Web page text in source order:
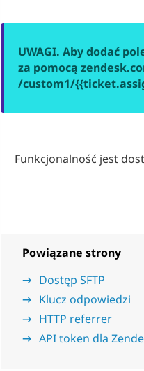
UWAGI. Aby dodać
za pomocą
/custom1/
Funkcjonalność jest
Powiązane strony
Dostęp SFTP
Klucz odpowiedzi
HTTP referrer
API token dla